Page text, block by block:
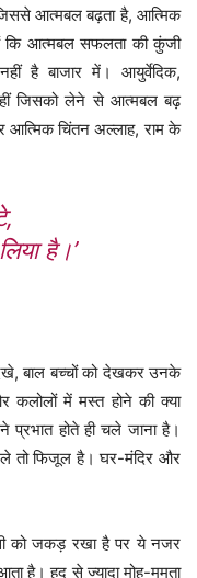
आत्मबल बढ़ता है, आत्मिक
कि आत्मबल सफलता की कुंजी
है बाजार में। आयुर्वेदिक,
जिसको लेने से आत्मबल बढ़
आत्मिक चिंतन अल्लाह, राम के
है।’
बाल बच्चों को देखकर उनके
कलोलों में मस्त होने की क्या
होते ही चले जाना है।
तो फिजूल है। घर-मंदिर और
को जकड़ रखा है पर ये नजर
है। हद से ज्यादा मोह-ममता